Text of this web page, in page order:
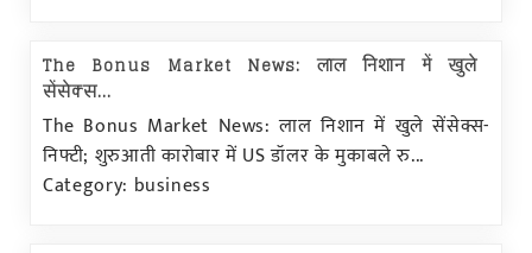
The Bonus Market News: लाल निशान में खुले
सेंसेक्स...
The Bonus Market News: लाल निशान में खुले सेंसेक्स-
निफ्टी; शुरुआती कारोबार में US डॉलर के मुकाबले रु...
Category: business